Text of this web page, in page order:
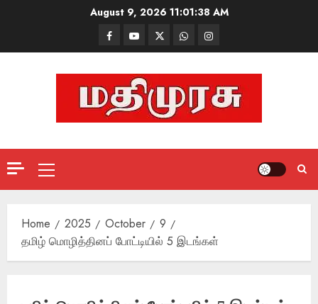
August 9, 2026 11:01:39 AM
FacebookMathemurasu
TV
TwitterWhatsAppInstagram
Primary
Menu
Home 2025 October
9
தமிழ் மொழித்தினப் போட்டியில் 5 இடங்கள்